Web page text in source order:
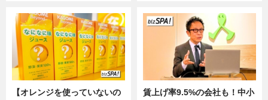
【オレンジを使っていないの
賃上げ率9.5%の会社も！中小